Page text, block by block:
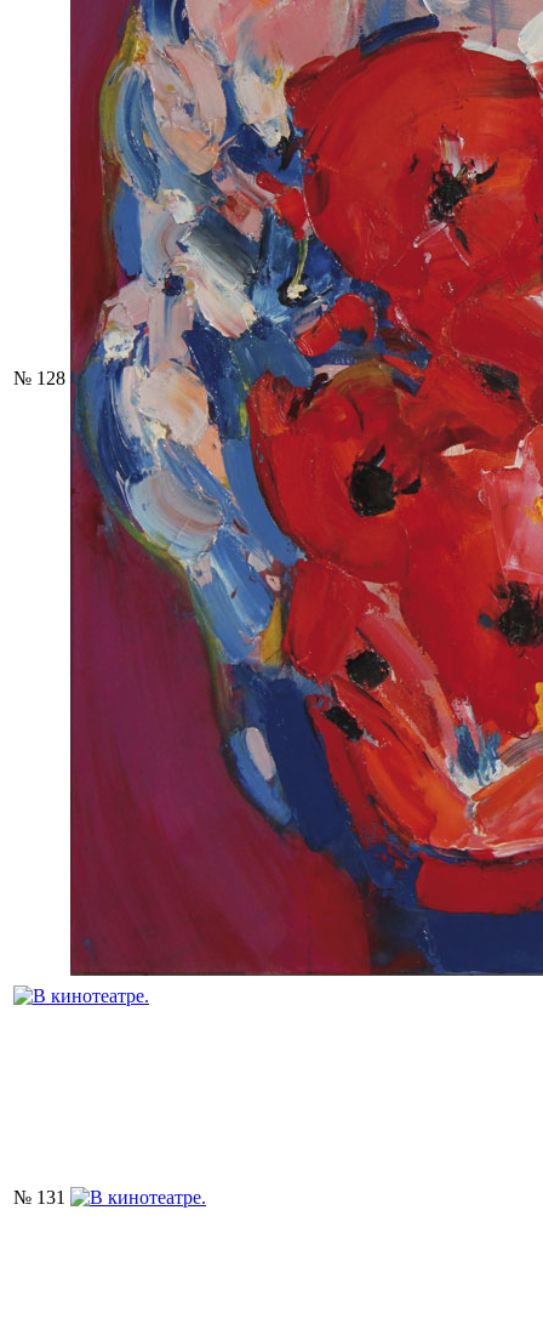
№ 128
№ 131